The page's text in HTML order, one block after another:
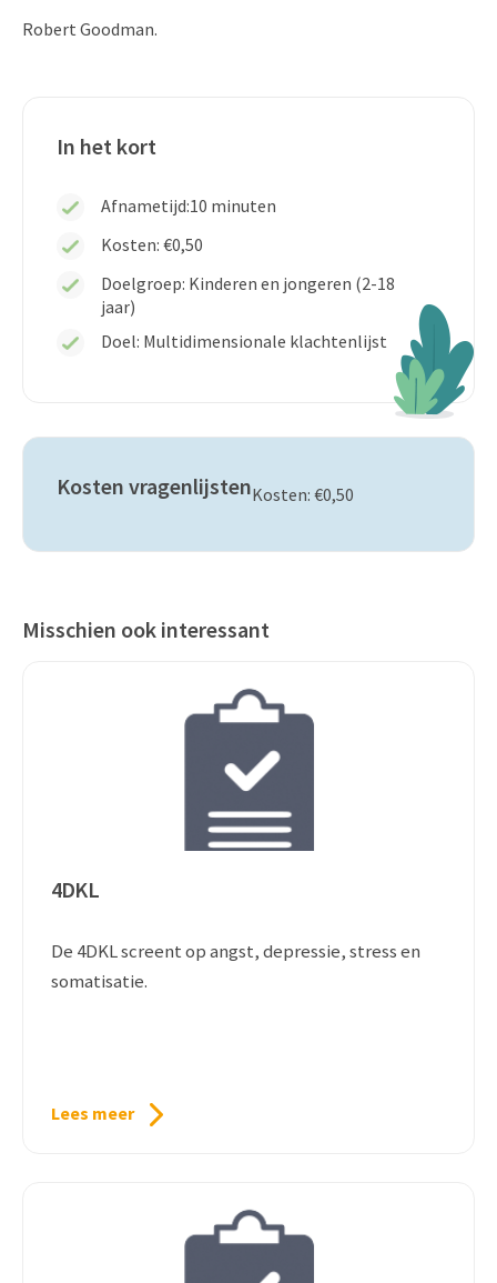
Robert Goodman.
In het kort
Afnametijd:10 minuten
Kosten: €0,50
Doelgroep: Kinderen en jongeren (2-18
jaar)
Doel: Multidimensionale klachtenlijst
Kosten vragenlijstenKosten: €0,50
Misschien ook interessant
4DKL
De 4DKL screent op angst, depressie, stress en
somatisatie.
Lees meer